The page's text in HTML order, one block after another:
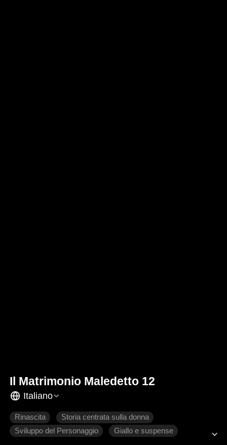
Il Matrimonio Maledetto 12
Italiano
Rinascita
Storia centrata sulla donna
Sviluppo del Personaggio
Giallo e suspense